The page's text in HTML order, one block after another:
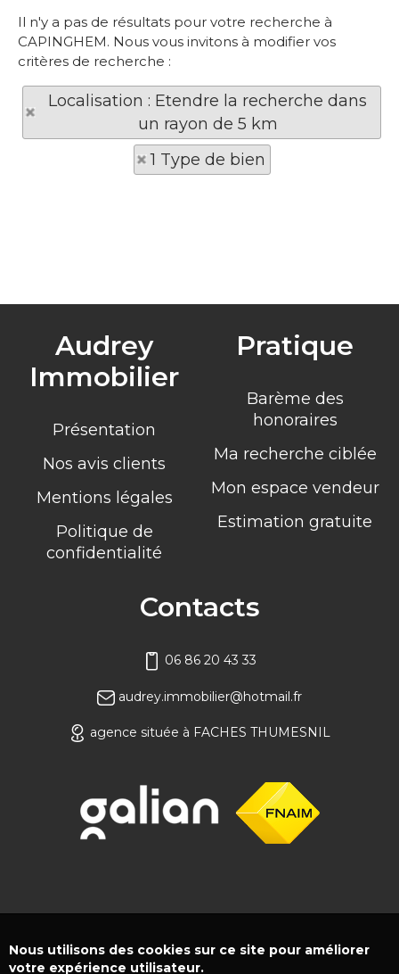
Il n'y a pas de résultats pour votre recherche à
CAPINGHEM. Nous vous invitons à modifier vos
critères de recherche :
Localisation : Etendre la recherche dans
un rayon de 5 km
1 Type de bien
Audrey
Immobilier
Présentation
Nos avis clients
Mentions légales
Politique de
confidentialité
Pratique
Barème des
honoraires
Ma recherche ciblée
Mon espace vendeur
Estimation gratuite
Contacts
06 86 20 43 33
audrey.immobilier@hotmail.fr
agence située à FACHES THUMESNIL
Nous utilisons des cookies sur ce site pour améliorer
votre expérience utilisateur.